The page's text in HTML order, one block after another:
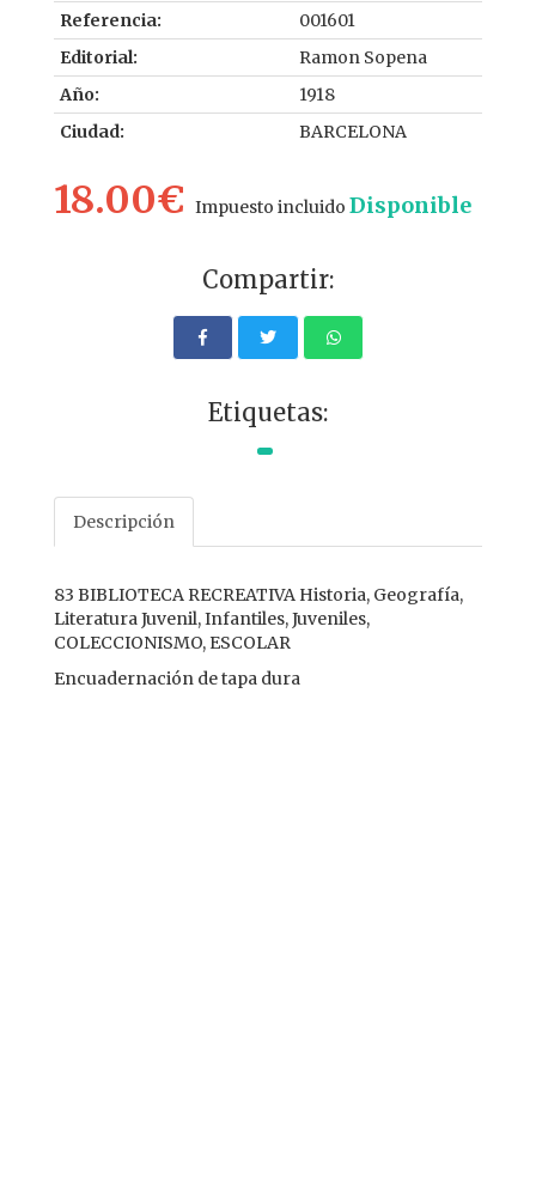
Referencia:
001601
Editorial:
Ramon Sopena
Año:
1918
Ciudad:
BARCELONA
18.00€ Impuesto incluido Disponible
Compartir:
Etiquetas:
Descripción
83 BIBLIOTECA RECREATIVA Historia, Geografía,
Literatura Juvenil, Infantiles, Juveniles,
COLECCIONISMO, ESCOLAR
Encuadernación de tapa dura